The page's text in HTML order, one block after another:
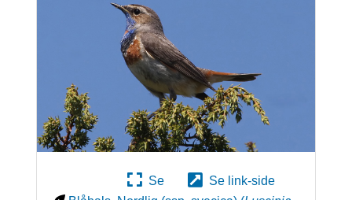
Se
Se link-side